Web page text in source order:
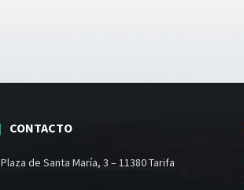
CONTACTO
Plaza de Santa María, 3 – 11380 Tarifa